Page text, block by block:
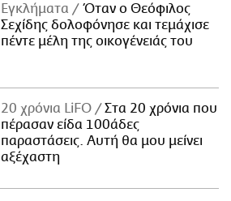
Εγκλήματα
Όταν ο Θεόφιλος
Σεχίδης δολοφόνησε και τεμάχισε
πέντε μέλη της οικογένειάς του
20 χρόνια LiFO
Στα 20 χρόνια που
πέρασαν είδα 100άδες
παραστάσεις. Αυτή θα μου μείνει
αξέχαστη